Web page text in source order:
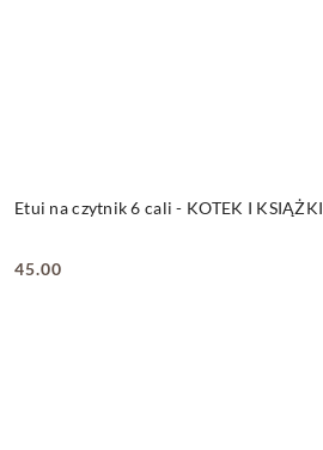
Etui na czytnik 6 cali - KOTEK I KSIĄŻKI
Cena:
45.00